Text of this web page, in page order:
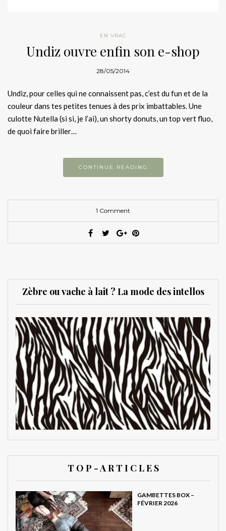
EN VRAC
Undiz ouvre enfin son e-shop
28/05/2014
Undiz, pour celles qui ne connaissent pas, c’est du fun et de la
couleur dans tes petites tenues à des prix imbattables. Une
culotte Nutella (si si, je l’ai), un shorty donuts, un top vert fluo,
de quoi faire briller…
CONTINUE READING
1 Comment
Zèbre ou vache à lait ? La mode des intellos
T O P - A R T I C L E S
GAMBETTES BOX –
FÉVRIER 2026